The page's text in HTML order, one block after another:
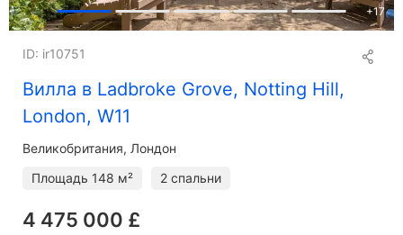
+17
Вилла в Ladbroke Grove, Notting Hill,
London, W11
ID: ir10751
Великобритания, Лондон
Площадь 148 м² 2 спальни
4 475 000 £